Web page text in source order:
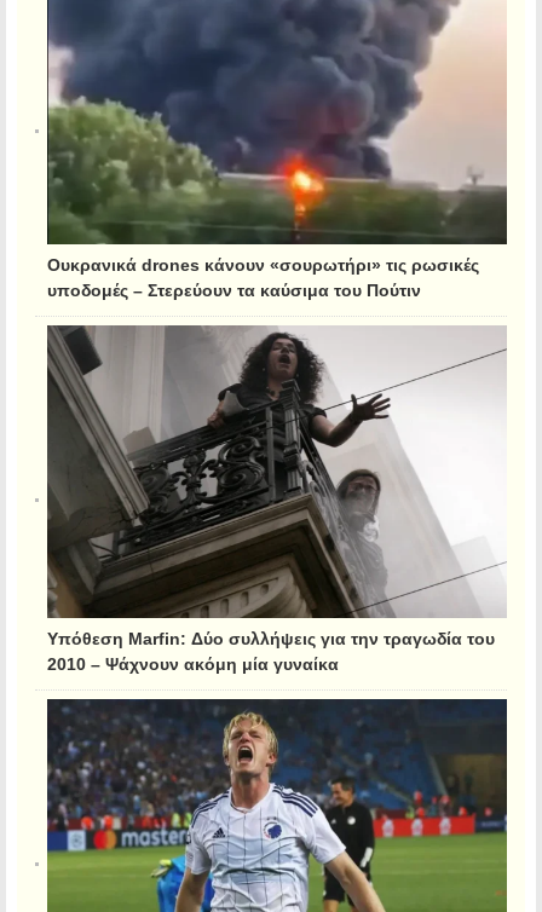
Ουκρανικά drones κάνουν «σουρωτήρι» τις ρωσικές
υποδομές – Στερεύουν τα καύσιμα του Πούτιν
Υπόθεση Marfin: Δύο συλλήψεις για την τραγωδία του
2010 – Ψάχνουν ακόμη μία γυναίκα